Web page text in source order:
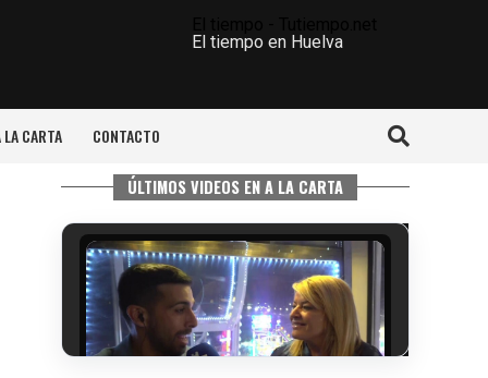
El tiempo en Huelva
LA CARTA CONTACTO
ÚLTIMOS VIDEOS EN A LA CARTA